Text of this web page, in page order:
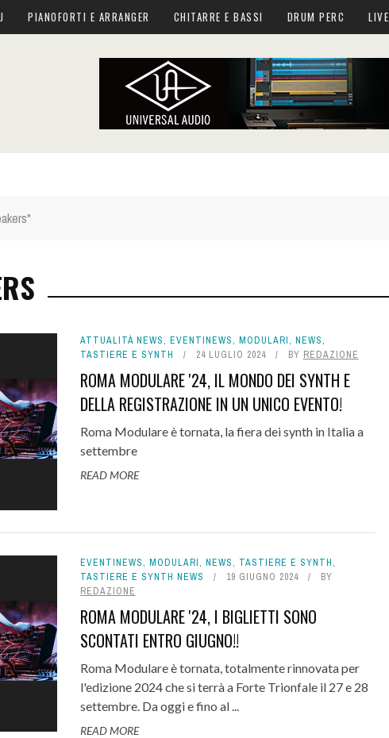
PIANOFORTI E ARRANGER CHITARRE E BASSI DRUM PERC LIVE
ATTUALITÀ NEWS, EVENTINEWS, MODULARI, NEWS,
TASTIERE E SYNTH
24 LUGLIO 2024 BY REDAZIONE
ROMA MODULARE '24, IL MONDO DEI SYNTH E
DELLA REGISTRAZIONE IN UN UNICO EVENTO!
Roma Modulare è tornata, la fiera dei synth in Italia a
settembre
READ MORE
EVENTINEWS, MODULARI, NEWS, TASTIERE E SYNTH,
TASTIERE E SYNTH NEWS
19 GIUGNO 2024
BY
REDAZIONE
ROMA MODULARE '24, I BIGLIETTI SONO
SCONTATI ENTRO GIUGNO!!
Roma Modulare è tornata, totalmente rinnovata per
l'edizione 2024 che si terrà a Forte Trionfale il 27 e 28
settembre. Da oggi e fino al ...
READ MORE